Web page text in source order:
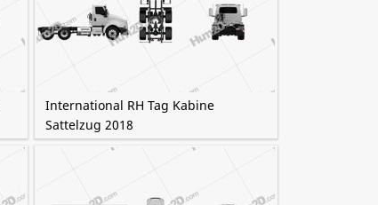
International RH Tag Kabine
Sattelzug 2018